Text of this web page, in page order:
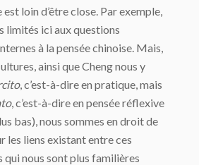
loin d’être close. Par exemple,
limités ici aux questions
à la pensée chinoise. Mais,
ainsi que Cheng nous y
, c’est-à-dire en pratique, mais
, c’est-à-dire en pensée réflexive
bas), nous sommes en droit de
les liens existant entre ces
qui nous sont plus familières